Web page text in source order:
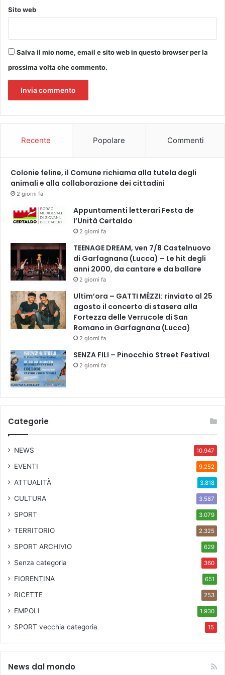
Sito web
Salva il mio nome, email e sito web in questo browser per la
prossima volta che commento.
Recente Popolare Commenti
Colonie feline, il Comune richiama alla tutela degli
animali e alla collaborazione dei cittadini
2 giorni fa
Appuntamenti letterari Festa de
l’Unità Certaldo
2 giorni fa
TEENAGE DREAM, ven 7/8 Castelnuovo
di Garfagnana (Lucca) – Le hit degli
anni 2000, da cantare e da ballare
2 giorni fa
Ultim’ora – GATTI MÉZZI: rinviato al 25
agosto il concerto di stasera alla
Fortezza delle Verrucole di San
Romano in Garfagnana (Lucca)
2 giorni fa
SENZA FILI – Pinocchio Street Festival
2 giorni fa
Categorie
NEWS 10.947
EVENTI 9.252
ATTUALITÀ 3.818
CULTURA 3.587
SPORT 3.079
TERRITORIO 2.325
SPORT ARCHIVIO 629
Senza categoria 360
FIORENTINA 651
RICETTE 253
EMPOLI 1.930
SPORT vecchia categoria 15
News dal mondo